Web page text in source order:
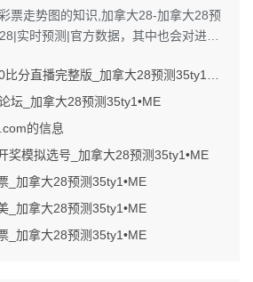
票走势图的知识,加拿大28-加拿大28预
实时预测|官方数据，其中也会对进行
分直播完整版_加拿大28预测35ty1 •ME
坛_加拿大28预测35ty1 •ME
的信息
奖模拟选号_加拿大28预测35ty1 •ME
_加拿大28预测35ty1 •ME
_加拿大28预测35ty1 •ME
_加拿大28预测35ty1 •ME